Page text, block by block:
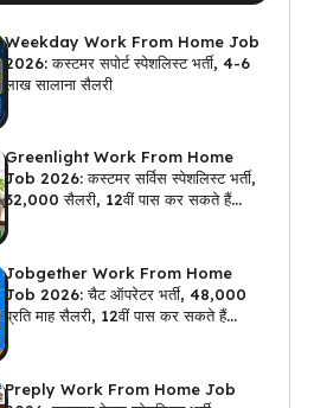
Weekday Work From Home Job
2026: कस्टमर सपोर्ट स्पेशलिस्ट भर्ती, 4-6
लाख सालाना सैलरी
Greenlight Work From Home
Job 2026: कस्टमर सर्विस स्पेशलिस्ट भर्ती,
₹32,000 सैलरी, 12वीं पास कर सकते हैं
Jobgether Work From Home
Job 2026: चैट ऑपरेटर भर्ती, ₹48,000
प्रति माह सैलरी, 12वीं पास कर सकते हैं
Preply Work From Home Job